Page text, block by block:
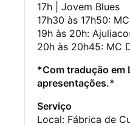
17h | Jovem Blues
17h30 às 17h50:
19h às 20h:
20h às 20h45: MC
*Com tradução em
apresentações.*
Serviço
Local: Fábrica de